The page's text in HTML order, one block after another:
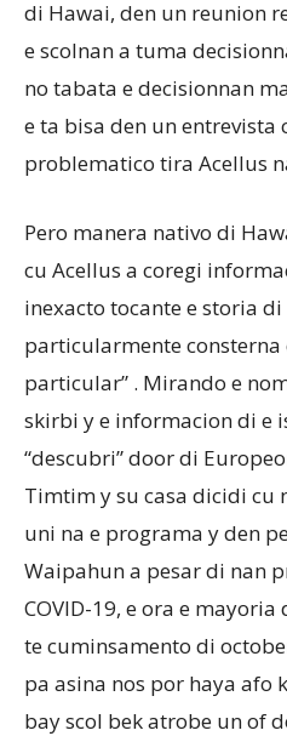
di Hawai, den un reunion
e scolnan a tuma
no tabata e decisionnan
e ta bisa den un entrevista
problematico tira Acellus
Pero manera nativo di
cu Acellus a coregi
inexacto tocante e storia di
particularmente consterna
particular” . Mirando e
skirbi y e informacion di e
“descubri” door di
Timtim y su casa dicidi cu
uni na e programa y den
Waipahun a pesar di nan
COVID-19, e ora e
te cuminsamento di
pa asina nos por haya afo
bay scol bek atrobe un of